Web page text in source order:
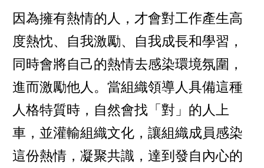
因為擁有熱情的人，才會對工作產生高
度熱忱、自我激勵、自我成長和學習，
同時會將自己的熱情去感染環境氛圍，
進而激勵他人。當組織領導人具備這種
人格特質時，自然會找「對」的人上
車，並灌輸組織文化，讓組織成員感染
這份熱情，凝聚共識，達到發自內心的